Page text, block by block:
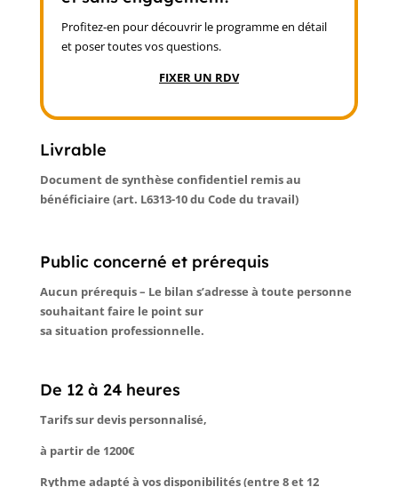
Profitez-en pour découvrir le programme en détail
et poser toutes vos questions.
FIXER UN RDV
Livrable
Document de synthèse confidentiel remis au
bénéficiaire (art. L6313-10 du Code du travail)
Public concerné et prérequis
Aucun prérequis – Le bilan s’adresse à toute personne
souhaitant faire le point sur
sa situation professionnelle.
De 12 à 24 heures
Tarifs sur devis personnalisé,
à partir de 1200€
Rythme adapté à vos disponibilités (entre 8 et 12